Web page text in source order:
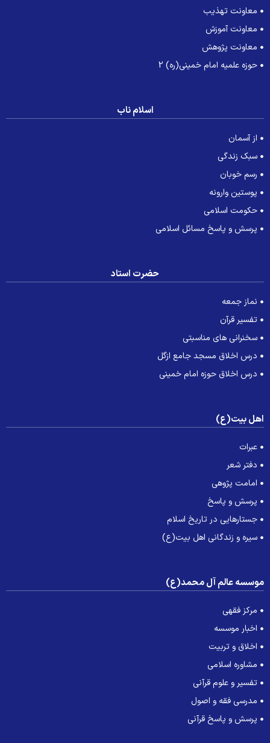
معاونت تهذیب
معاونت آموزش
معاونت پژوهش
حوزه علمیه امام خمینی(ره) 2
اسلام ناب
از آسمان
سبک زندگی
رسم خوبان
پوستین وارونه
حکومت اسلامی
پرسش و پاسخ مسائل اسلامی
حضرت استاد
نماز جمعه
تفسیر قرآن
سخنرانی های مناسبتی
درس اخلاق مسجد جامع ازگل
درس اخلاق حوزه امام خمینی
بیت(ع)
عبرات
دفتر شعر
امامت پژوهی
پرسش و پاسخ
جستارهایی در تاریخ اسلام
سیره و زندگانی اهل بیت(ع)
عالم آل محمد(ع)
مرکز فقهی
اخبار موسسه
اخلاق و تربیت
مشاوره اسلامی
تفسیر و علوم قرآنی
مدرسی فقه و اصول
پرسش و پاسخ قرآنی